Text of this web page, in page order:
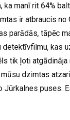
ka manī rit 64%
ir atbraucis no
parādās, tāpēc
detektīvfilmu, kas
tik ļoti atgādināja
dzimtas
Jūrkalnes puses.